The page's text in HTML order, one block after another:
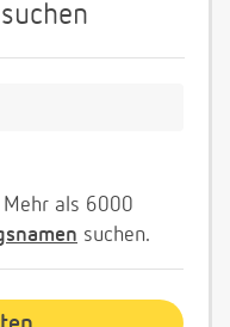
als 6000
suchen.